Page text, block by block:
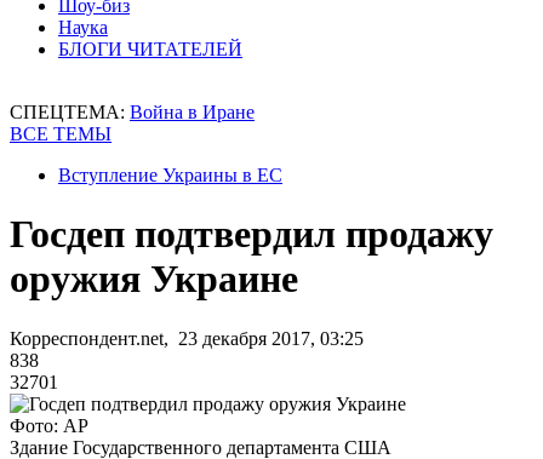
Шоу-биз
Наука
БЛОГИ ЧИТАТЕЛЕЙ
СПЕЦТЕМА: Война в Иране
ВСЕ ТЕМЫ
Вступление Украины в ЕС
Госдеп подтвердил продажу
оружия Украине
Корреспондент.net, 23 декабря 2017, 03:25
838
32701
Фото: АР
Здание Государственного департамента США